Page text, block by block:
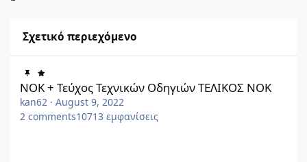
Σχετικό περιεχόμενο
ΝΟΚ + Τεύχος Τεχνικών Οδηγιών ΤΕΛΙΚΟΣ ΝΟΚ
kan62 · August 9, 2022
2 comments10713 εμφανίσεις